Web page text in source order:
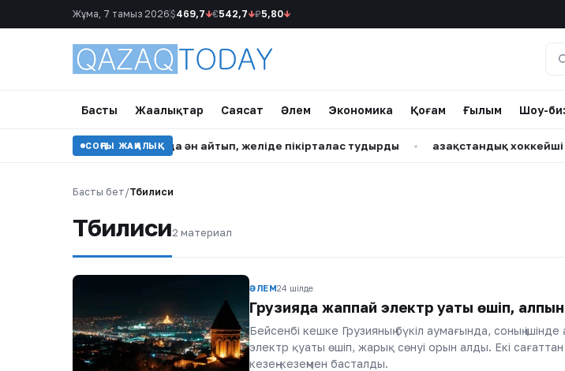
Жұма, 7 тамыз 2026 $469,7↓€542,7↓₽5,80↓
Басты Жаңалықтар Саясат Әлем Экономика Қоғам Ғылым Шоу-
СОҢҒЫ ЖАҢАЛЫҚ
қарындасының тойында ән айтып, желіде пікірталас тудырды • Қазақстандық хоккейші
Басты бет/Тбилиси
Тбилиси2 материал
ӘЛЕМ24 шілде
Грузияда жаппай электр қуаты өшіп,
Бейсенбі кешке Грузияның бүкіл аумағында, соның
электр қуаты өшіп, жарық сөнуі орын алды. Екі сағаттан
кезең-кезеңмен басталды.